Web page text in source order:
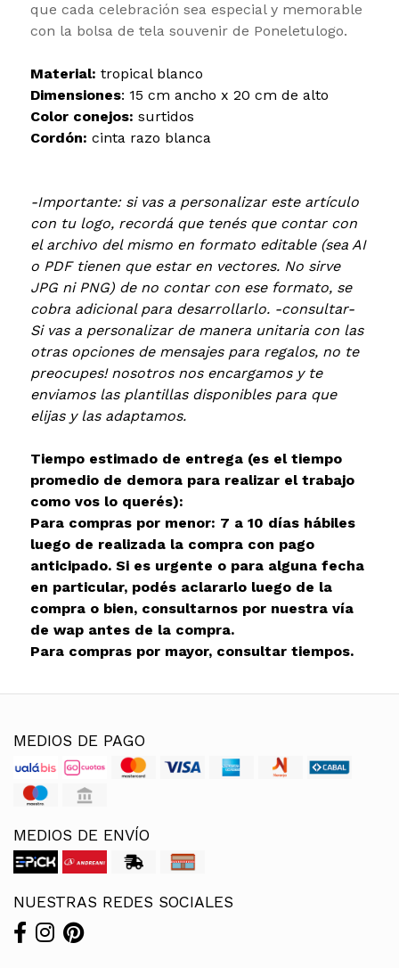
que cada celebración sea especial y memorable
con la bolsa de tela souvenir de Poneletulogo.
Material: tropical blanco
Dimensiones: 15 cm ancho x 20 cm de alto
Color conejos: surtidos
Cordón: cinta razo blanca
-Importante: si vas a personalizar este artículo
con tu logo, recordá que tenés que contar con
el archivo del mismo en formato editable (sea AI
o PDF tienen que estar en vectores. No sirve
JPG ni PNG) de no contar con ese formato, se
cobra adicional para desarrollarlo. -consultar-
Si vas a personalizar de manera unitaria con las
otras opciones de mensajes para regalos, no te
preocupes! nosotros nos encargamos y te
enviamos las plantillas disponibles para que
elijas y las adaptamos.
Tiempo estimado de entrega (es el tiempo
promedio de demora para realizar el trabajo
como vos lo querés):
Para compras por menor: 7 a 10 días hábiles
luego de realizada la compra con pago
anticipado. Si es urgente o para alguna fecha
en particular, podés aclararlo luego de la
compra o bien, consultarnos por nuestra vía
de wap antes de la compra.
Para compras por mayor, consultar tiempos.
MEDIOS DE PAGO
MEDIOS DE ENVÍO
NUESTRAS REDES SOCIALES